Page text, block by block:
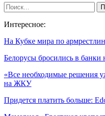
Интересное:
На Кубке мира по
Белорусы бросились в банки
«Все необходимые решения
на ЖКУ
Придется платить больше: